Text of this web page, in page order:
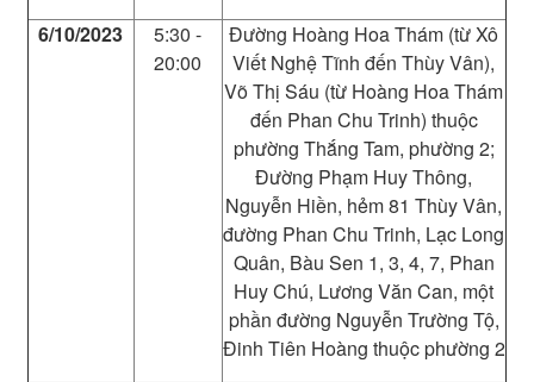
6/10/2023
5:30 -
20:00
Đường Hoàng Hoa Thám (từ Xô
Viết Nghệ Tĩnh đến Thùy Vân),
Võ Thị Sáu (từ Hoàng Hoa Thám
đến Phan Chu Trinh) thuộc
phường Thắng Tam, phường 2;
Đường Phạm Huy Thông,
Nguyễn Hiền, hẻm 81 Thùy Vân,
đường Phan Chu Trinh, Lạc Long
Quân, Bàu Sen 1, 3, 4, 7, Phan
Huy Chú, Lương Văn Can, một
phần đường Nguyễn Trường Tộ,
Đinh Tiên Hoàng thuộc phường 2